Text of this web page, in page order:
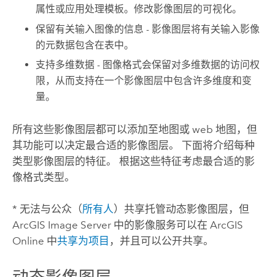
属性或应用处理模板。修改影像图层的可视化。
保留有关输入图像的信息 - 影像图层将有关输入影像
的元数据包含在表中。
支持多维数据 - 图像格式会保留对多维数据的访问权
限，从而支持在一个影像图层中包含许多维度和变
量。
所有这些影像图层都可以添加至地图或 web 地图，但
其功能可以决定最合适的影像图层。 下面将介绍每种
类型影像图层的特征。 根据这些特征考虑最合适的影
像格式类型。
* 无法与公众（所有人）共享托管动态影像图层，但
ArcGIS Image Server中的影像服务可以在 ArcGIS
Online 中共享为项目 ，并且可以公开共享。